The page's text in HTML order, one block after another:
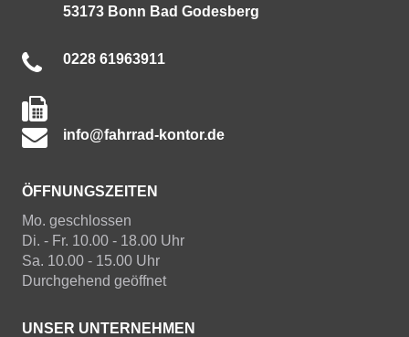
53173 Bonn Bad Godesberg
0228 61963911
info@fahrrad-kontor.de
ÖFFNUNGSZEITEN
Mo. geschlossen
Di. - Fr. 10.00 - 18.00 Uhr
Sa. 10.00 - 15.00 Uhr
Durchgehend geöffnet
UNSER UNTERNEHMEN